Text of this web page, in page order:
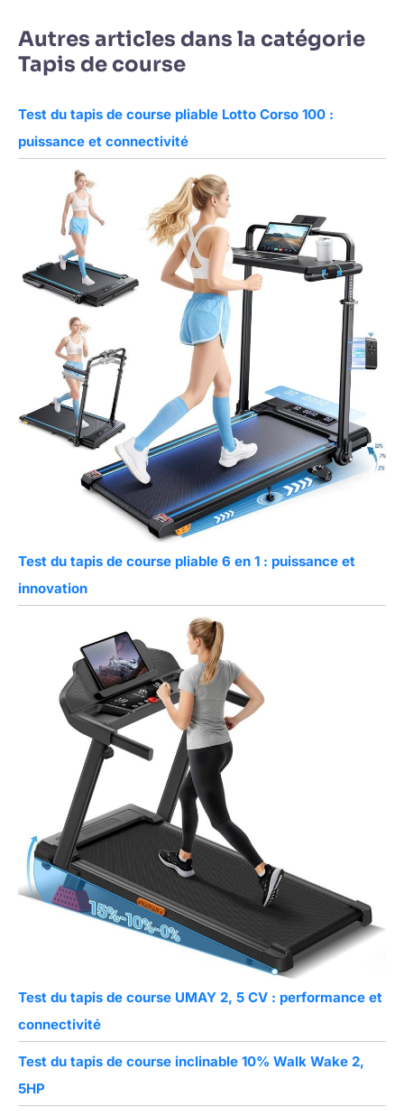
Autres articles dans la catégorie
Tapis de course
Test du tapis de course pliable Lotto Corso 100 :
puissance et connectivité
Test du tapis de course pliable 6 en 1 : puissance et
innovation
Test du tapis de course UMAY 2, 5 CV : performance et
connectivité
Test du tapis de course inclinable 10% Walk Wake 2,
5HP